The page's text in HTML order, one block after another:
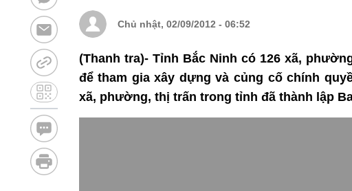
Chủ nhật, 02/09/2012 - 06:52
(Thanh tra)- Tỉnh Bắc Ninh có 126 xã,
để tham gia xây dựng và củng cố chính
xã, phường, thị trấn trong tỉnh đã thành lập